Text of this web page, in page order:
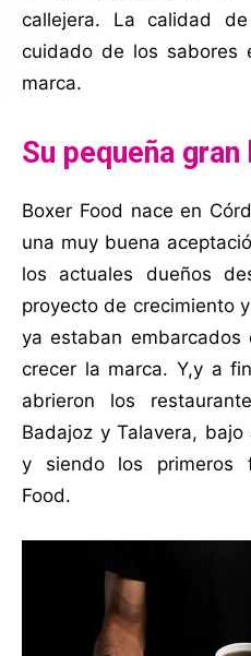
callejera. La calidad
cuidado de los sabores
marca.
Su pequeña
Boxer Food nace en
una muy buena
los actuales dueños
proyecto de crecimiento
ya estaban
crecer la marca. Y,y a
abrieron los
Badajoz y Talavera,
y siendo los primeros
Food.